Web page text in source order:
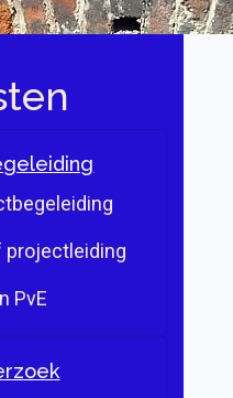
projectleiding
PvE